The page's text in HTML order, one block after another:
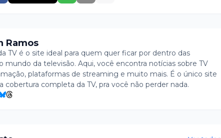
Ramos
TV é o site ideal para quem quer ficar por dentro das
mundo da televisão. Aqui, você encontra notícias sobre TV
plataformas de streaming e muito mais. É o único site
cobertura completa da TV, pra você não perder nada.